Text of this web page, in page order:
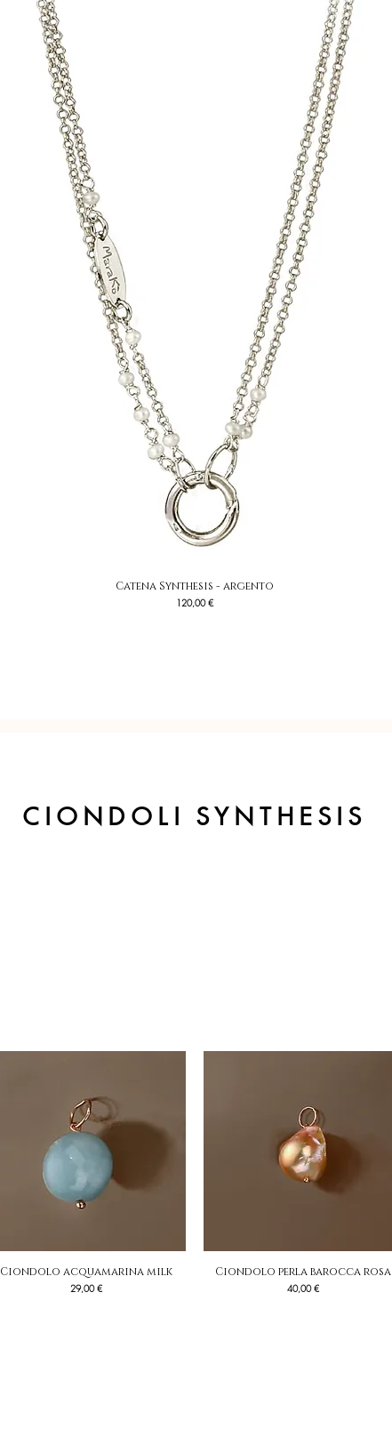
Vista rapida
Catena Synthesis - argento
Prezzo
120,00 €
CIONDOLI SYNTHESIS
Vista rapida
Ciondolo acquamarina milk
Prezzo
29,00 €
Vista rapida
Ciondolo perla barocca rosa
Prezzo
40,00 €